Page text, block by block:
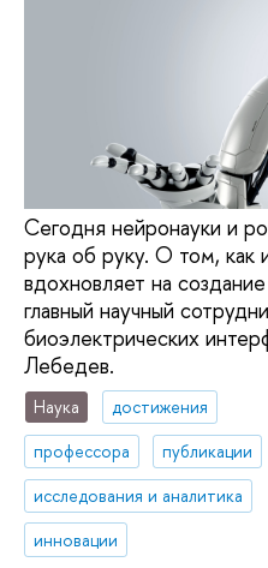
Сегодня нейронауки и
рука об руку. О том, как
вдохновляет на
главный научный
биоэлектрических
Лебедев.
Наука
достижения
профессора
публикации
исследования и аналитика
инновации